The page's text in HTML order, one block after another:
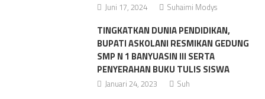
Juni 17, 2024 Suhaimi Modys
TINGKATKAN DUNIA PENDIDIKAN,
BUPATI ASKOLANI RESMIKAN GEDUNG
SMP N 1 BANYUASIN III SERTA
PENYERAHAN BUKU TULIS SISWA
Januari 24, 2023 Suh